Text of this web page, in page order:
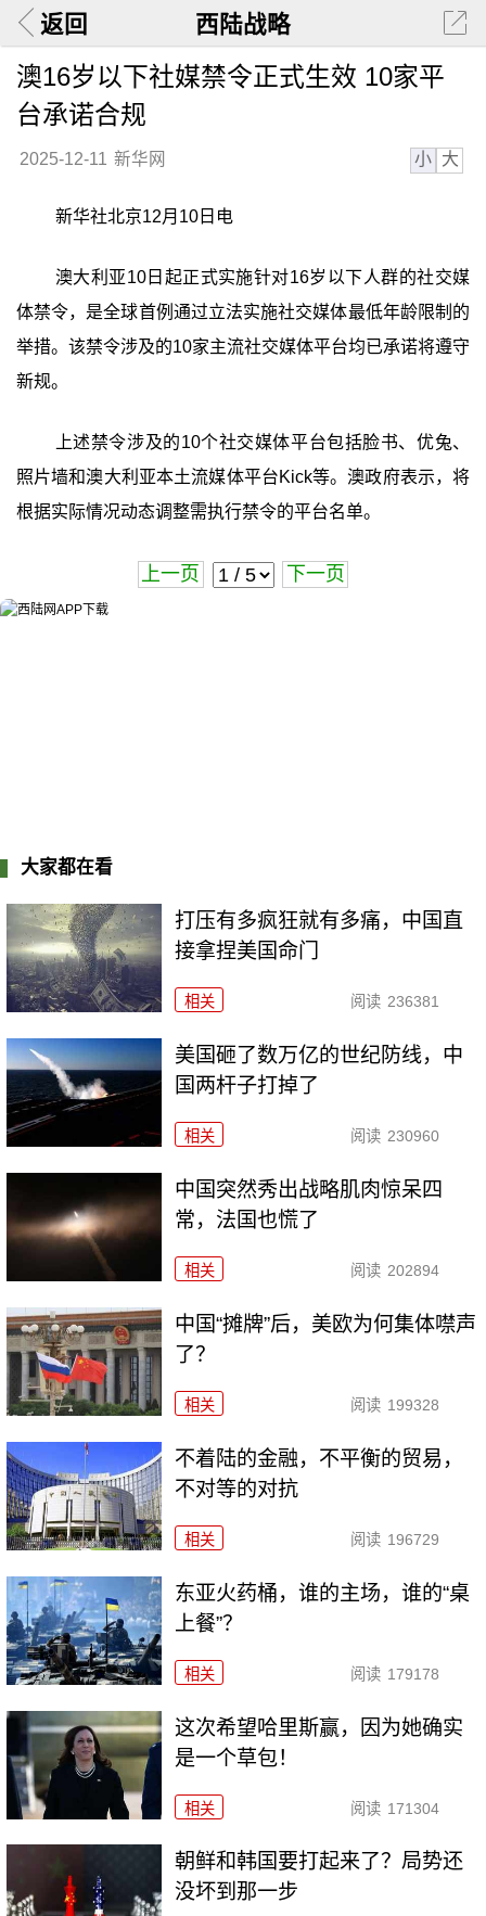
返回 西陆战略
澳16岁以下社媒禁令正式生效 10家平
台承诺合规
2025-12-11 新华网 小 大
新华社北京12月10日电
澳大利亚10日起正式实施针对16岁以下人群的社交媒
体禁令，是全球首例通过立法实施社交媒体最低年龄限制的
举措。该禁令涉及的10家主流社交媒体平台均已承诺将遵守
新规。
上述禁令涉及的10个社交媒体平台包括脸书、优兔、
照片墙和澳大利亚本土流媒体平台Kick等。澳政府表示，将
根据实际情况动态调整需执行禁令的平台名单。
上一页 下一页
大家都在看
打压有多疯狂就有多痛，中国直
接拿捏美国命门
相关 阅读 236381
美国砸了数万亿的世纪防线，中
国两杆子打掉了
相关 阅读 230960
中国突然秀出战略肌肉惊呆四
常，法国也慌了
相关 阅读 202894
中国“摊牌”后，美欧为何集体噤声
了？
相关 阅读 199328
不着陆的金融，不平衡的贸易，
不对等的对抗
相关 阅读 196729
东亚火药桶，谁的主场，谁的“桌
上餐”？
相关 阅读 179178
这次希望哈里斯赢，因为她确实
是一个草包！
相关 阅读 171304
朝鲜和韩国要打起来了？局势还
没坏到那一步